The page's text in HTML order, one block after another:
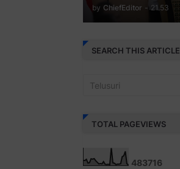
by ChiefEditor - 21.53
SEARCH THIS ARTICLE
TOTAL PAGEVIEWS
483716